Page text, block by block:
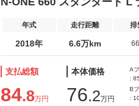
年式 走行距離 排
2018年 6.6万km
支払総額
84.8万円
本体価格
76.2万円
A
:
B
: